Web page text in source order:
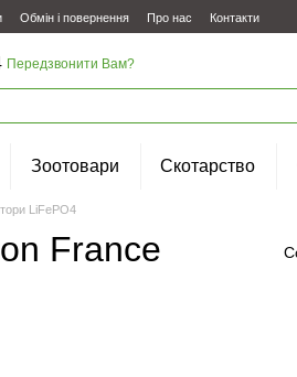
Обмін і повернення Про нас Контакти
Передзвонити Вам?
Зоотовари Скотарство
LiFePO4
France